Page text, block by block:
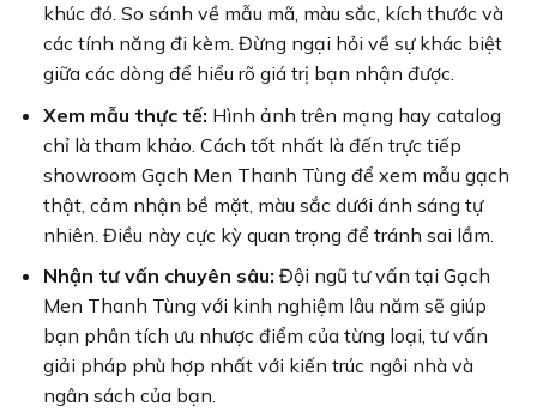
khúc đó. So sánh về mẫu mã, màu sắc, kích thước và
các tính năng đi kèm. Đừng ngại hỏi về sự khác biệt
giữa các dòng để hiểu rõ giá trị bạn nhận được.
Xem mẫu thực tế: Hình ảnh trên mạng hay catalog
chỉ là tham khảo. Cách tốt nhất là đến trực tiếp
showroom Gạch Men Thanh Tùng để xem mẫu gạch
thật, cảm nhận bề mặt, màu sắc dưới ánh sáng tự
nhiên. Điều này cực kỳ quan trọng để tránh sai lầm.
Nhận tư vấn chuyên sâu: Đội ngũ tư vấn tại Gạch
Men Thanh Tùng với kinh nghiệm lâu năm sẽ giúp
bạn phân tích ưu nhược điểm của từng loại, tư vấn
giải pháp phù hợp nhất với kiến trúc ngôi nhà và
ngân sách của bạn.